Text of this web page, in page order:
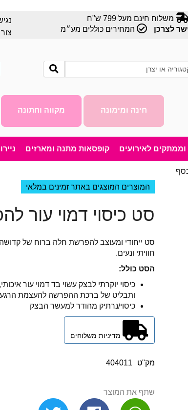
משלוח חינם מעל 799 ש"ח
לצרכן
המחירים כוללים מע״מ
מקווה וחתונה חינה ומימונה
וממתקים לאירועים קופסאות מתנה ומארזים
המוצרים המוצגים באתר זמינים במלאי
סט כיסוי דמוי עור
סט ייחודי ומעוצב להפרשת חלה ברוח של
חוויתי ונעים.
הסט כולל:
כיסוי יוקרתי לבצק עשוי בד דמוי עור
ותבליט של ברכת ההפרשה להעצמת הרגע
כיסוי/נרתיק מהודר למעשר הבצק
מק"ט 404011
שתף את המוצר